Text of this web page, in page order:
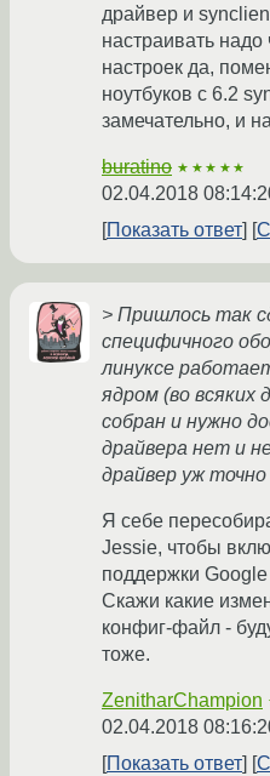
драйвер и
настраивать
настроек да,
ноутбуков с 6.2
замечательно, и
buratino ★★★★★
02.04.2018
Показать ответ
> Пришлось так
специфичного
линуксе
ядром (во всяких
собран и нужно
драйвера нет и
драйвер уж точно
Я себе
Jessie, чтобы
поддержки
Скажи какие
конфиг-файл -
тоже.
ZenitharChampion
02.04.2018
Показать ответ